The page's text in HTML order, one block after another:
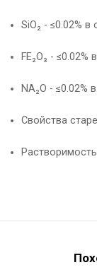
SiO₂ - ≤0.02%
FE₂O₃ -
NA₂O - ≤0.02%
Свойства